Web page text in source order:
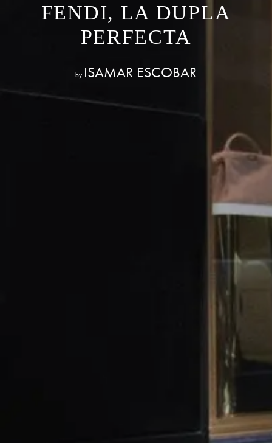
FENDI, LA DUPLA
PERFECTA
by ISAMAR ESCOBAR